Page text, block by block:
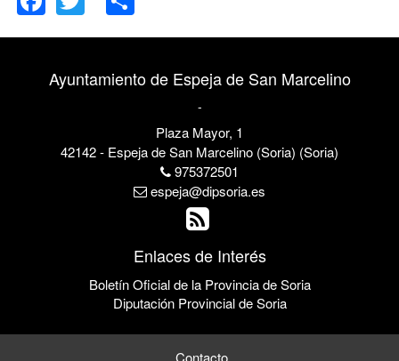
Ayuntamiento de Espeja de San Marcelino
-
Plaza Mayor, 1
42142 - Espeja de San Marcelino (Soria) (Soria)
975372501
espeja@dipsoria.es
Enlaces de Interés
Boletín Oficial de la Provincia de Soria
Diputación Provincial de Soria
Contacto